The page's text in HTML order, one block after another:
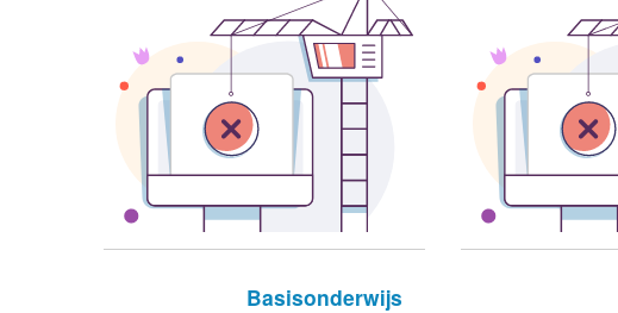
Basisonderwijs